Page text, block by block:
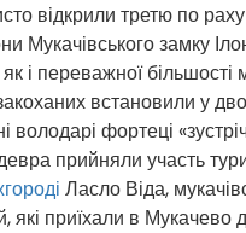
відкрили третю по
Мукачівського замку
і переважної більшості
встановили у
фортеці
прийняли участь
Ласло Віда,
приїхали в Мукачево